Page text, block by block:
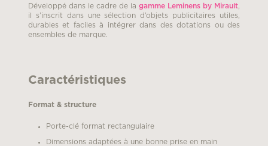
Développé dans le cadre de la gamme Leminens by Mirault,
il s’inscrit dans une sélection d’objets publicitaires utiles,
durables et faciles à intégrer dans des dotations ou des
ensembles de marque.
Caractéristiques
Format & structure
Porte-clé format rectangulaire
Dimensions adaptées à une bonne prise en main